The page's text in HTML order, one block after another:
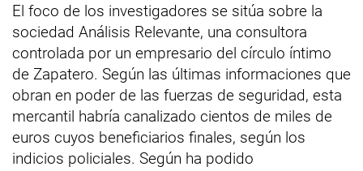
El foco de los investigadores se sitúa sobre la
sociedad Análisis Relevante, una consultora
controlada por un empresario del círculo íntimo
de Zapatero. Según las últimas informaciones que
obran en poder de las fuerzas de seguridad, esta
mercantil habría canalizado cientos de miles de
euros cuyos beneficiarios finales, según los
indicios policiales. Según ha podido